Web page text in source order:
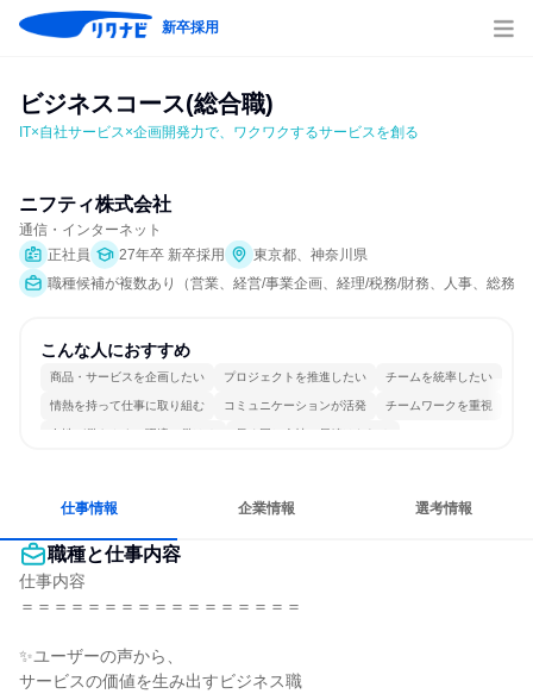
新卒採用
ビジネスコース(総合職)
IT×自社サービス×企画開発力で、ワクワクするサービスを創る
ニフティ株式会社
通信・インターネット
正社員
27年卒 新卒採用
東京都、神奈川県
職種候補が複数あり（営業、経営/事業企画、経理/税務/財務、人事、総務
こんな人におすすめ
商品・サービスを企画したい プロジェクトを推進したい チームを統率したい
情熱を持って仕事に取り組む コミュニケーションが活発 チームワークを重視
女性が働きやすい環境で働ける 長く同じ会社に居続けられる
仕事情報 企業情報 選考情報
職種と仕事内容
仕事内容
＝＝＝＝＝＝＝＝＝＝＝＝＝＝＝＝＝
✨ユーザーの声から、
サービスの価値を生み出すビジネス職